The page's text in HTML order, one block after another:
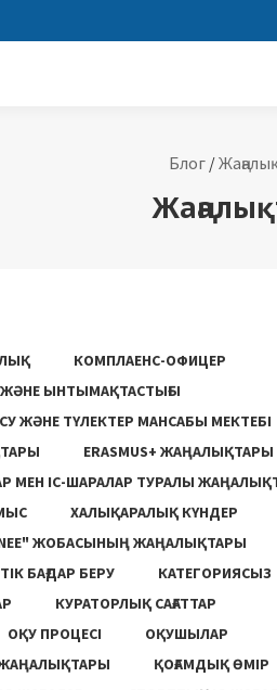
Блог/
КОМПЛАЕНС-ОФИЦЕР
ЖӘНЕ ЫНТЫМАҚТАСТЫҒЫ
ЖƏНЕ ТҮЛЕКТЕР МАНСАБЫ МЕКТЕБІ
ERASMUS+ ЖАҢАЛЫҚТАРЫ
МЕН ІС-ШАРАЛАР ТУРАЛЫ
ХАЛЫҚАРАЛЫҚ КҮНДЕР
ЖОБАСЫНЫҢ ЖАҢАЛЫҚТАРЫ
БАҒДАР БЕРУ
КАТЕГОРИЯСЫЗ
КУРАТОРЛЫҚ САҒАТТАР
ОҚУ ПРОЦЕСІ
ОҚУШЫЛАР
ҚОҒАМДЫҚ ӨМІР